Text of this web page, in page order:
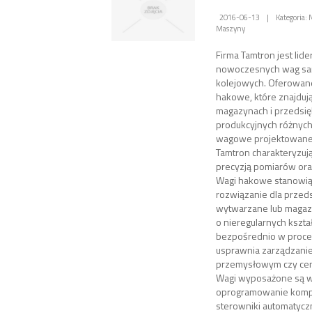
2016-06-13 |
Kategoria:
Maszyny
Firma Tamtron jest
nowoczesnych wag
kolejowych.
hakowe, które
magazynach i
produkcyjnych
wagowe
Tamtron
precyzją pomiarów
Wagi hakowe
rozwiązanie dla
wytwarzane lub
o nieregularnych
bezpośrednio w
usprawnia
przemysłowym czy
Wagi wyposażone są
oprogramowanie
sterowniki